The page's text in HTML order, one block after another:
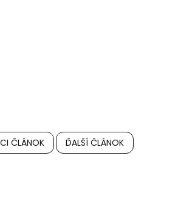
ČLÁNOK ĎALŠÍ ČLÁNOK